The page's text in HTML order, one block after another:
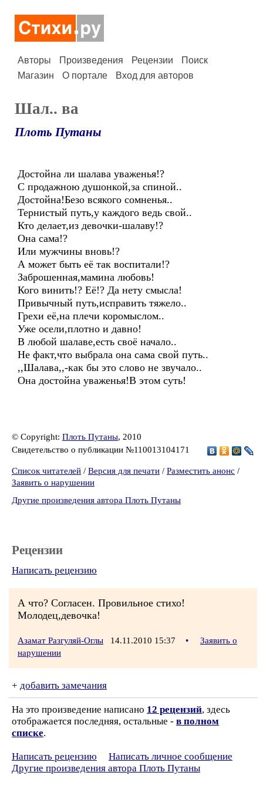
Авторы Произведения Рецензии
Поиск
Магазин
О портале Вход для авторов
Шал.. ва
Плоть Путаны
Достойна ли шалава уваженья!?
С продажною душонкой,за спиной..
Достойна!Безо всякого сомненья..
Тернистый путь,у каждого ведь свой..
Кто делает,из девочки-шалаву!?
Она сама!?
Или мужчины вновь!?
А может быть её так воспитали!?
Заброшенная,мамина любовь!
Кого винить!? Её!? Да нету смысла!
Привычный путь,исправить тяжело..
Грехи её,на плечи коромыслом..
Уже осели,плотно и давно!
В любой шалаве,есть своё начало..
Не факт,что выбрала она сама свой путь..
,,Шалава,,-как бы это слово не звучало..
Она достойна уваженья!В этом суть!
© Copyright: Плоть Путаны, 2010
Свидетельство о публикации №110013104171
Список читателей / Версия для печати / Разместить анонс /
Заявить о нарушении
Другие произведения автора Плоть Путаны
Рецензии
Написать рецензию
А что? Согласен. Провильное стихо!
Молодец,девочка!
Азамат Разгуляй-Оглы 14.11.2010 15:37 •
Заявить о
нарушении
+ добавить замечания
На это произведение написано 12 рецензий, здесь
отображается последняя, остальные - в полном
списке.
Написать рецензию
Написать личное сообщение
Другие произведения автора Плоть Путаны